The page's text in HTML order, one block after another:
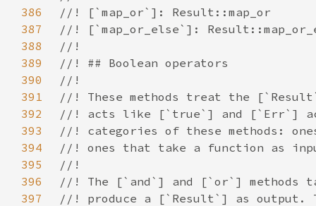
386
387
388
389
390
391
392
393
394
395
396
397